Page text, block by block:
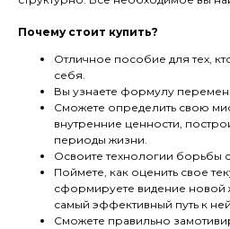
Почему стоит купить?
Отличное пособие для тех,
себя.
Вы узнаете формулу
Сможете определить свою
внутренние ценности,
периоды жизни.
Освоите технологии борьбы
Поймете, как оценить свое
сформируете видение новой
самый эффективный путь к
Сможете правильно